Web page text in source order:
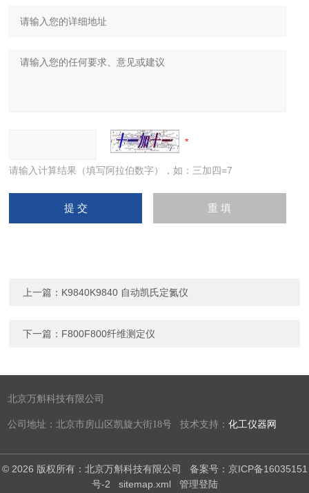
请输入计算结果（填写阿拉伯数字），如：三加四=7
上一篇： K9840K9840 自动凯氏定氮仪
下一篇： F800F800纤维测定仪
北京万斛科技有限公司
公司地址：北京市房山区凯旋大街18号 技术支持：化工仪器网
© 2026 版权所有：北京万斛科技有限公司 备案号：京ICP备16035151
号-2
sitemap.xml 管理登陆